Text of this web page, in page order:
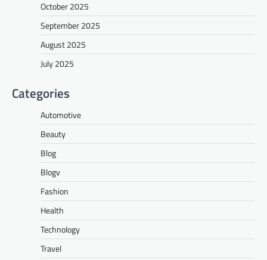
October 2025
September 2025
August 2025
July 2025
Categories
Automotive
Beauty
Blog
Blogv
Fashion
Health
Technology
Travel